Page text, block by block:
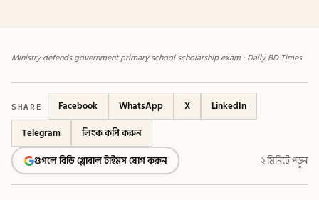
Ministry defends government primary school scholarship exam · Daily BD Times
SHARE Facebook WhatsApp X
LinkedIn
Telegram
লিংক কপি করুন
গুগলে বিডি গ্লোবাল টাইমস যোগ করুন
২ মিনিটে পড়ুন